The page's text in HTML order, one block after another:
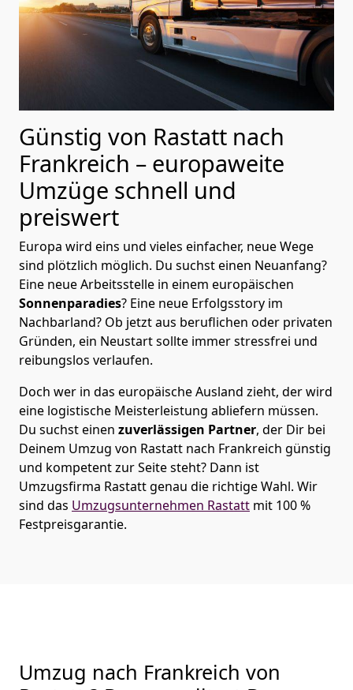
Günstig von Rastatt nach
Frankreich – europaweite
Umzüge schnell und
preiswert
Europa wird eins und vieles einfacher, neue Wege
sind plötzlich möglich. Du suchst einen Neuanfang?
Eine neue Arbeitsstelle in einem europäischen
Sonnenparadies? Eine neue Erfolgsstory im
Nachbarland? Ob jetzt aus beruflichen oder privaten
Gründen, ein Neustart sollte immer stressfrei und
reibungslos verlaufen.
Doch wer in das europäische Ausland zieht, der wird
eine logistische Meisterleistung abliefern müssen.
Du suchst einen zuverlässigen Partner, der Dir bei
Deinem Umzug von Rastatt nach Frankreich günstig
und kompetent zur Seite steht? Dann ist
Umzugsfirma Rastattgenau die richtige Wahl. Wir
sind das Umzugsunternehmen Rastatt mit 100 %
Festpreisgarantie.
Umzug nach Frankreich von